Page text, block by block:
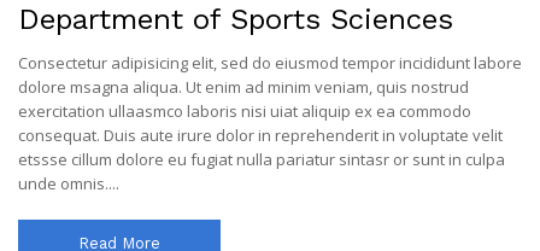
Department of Sports Sciences
Consectetur adipisicing elit, sed do eiusmod tempor incididunt labore
dolore msagna aliqua. Ut enim ad minim veniam, quis nostrud
exercitation ullaasmco laboris nisi uiat aliquip ex ea commodo
consequat. Duis aute irure dolor in reprehenderit in voluptate velit
etssse cillum dolore eu fugiat nulla pariatur sintasr or sunt in culpa
unde omnis....
Read More